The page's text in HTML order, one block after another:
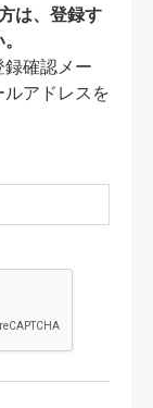
は、登録す
確認メー
アドレスを